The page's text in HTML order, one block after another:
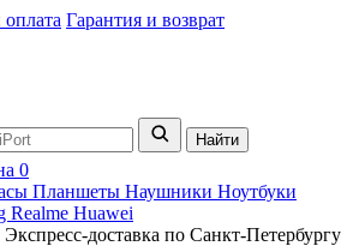
Гарантия и возврат
Найти
0
Планшеты Наушники Ноутбуки
Realme Huawei
Экспресс-доставка по Санкт-Петербургу